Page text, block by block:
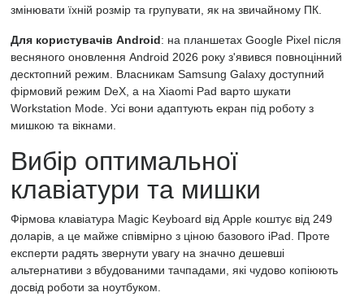
змінювати їхній розмір та групувати, як на звичайному ПК.
Для користувачів Android: на планшетах Google Pixel після
весняного оновлення Android 2026 року з'явився повноцінний
десктопний режим. Власникам Samsung Galaxy доступний
фірмовий режим DeX, а на Xiaomi Pad варто шукати
Workstation Mode. Усі вони адаптують екран під роботу з
мишкою та вікнами.
Вибір оптимальної
клавіатури та мишки
Фірмова клавіатура Magic Keyboard від Apple коштує від 249
доларів, а це майже співмірно з ціною базового iPad. Проте
експерти радять звернути увагу на значно дешевші
альтернативи з вбудованими тачпадами, які чудово копіюють
досвід роботи за ноутбуком.